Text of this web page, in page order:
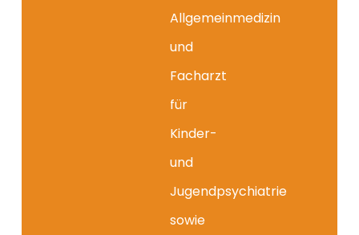
Allgemeinmedizin
und
Facharzt
für
Kinder-
und
Jugendpsychiatrie
sowie